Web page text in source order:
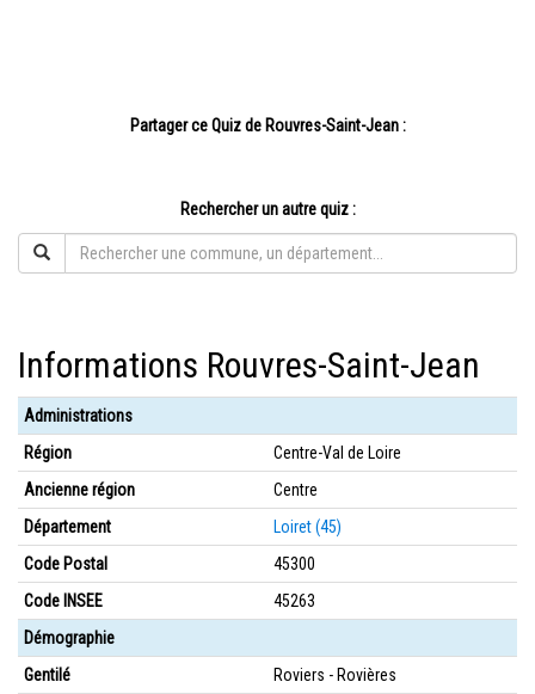
Partager ce Quiz de Rouvres-Saint-Jean :
Rechercher un autre quiz :
Informations Rouvres-Saint-Jean
Administrations
Région
Centre-Val de Loire
Ancienne région
Centre
Département
Loiret (45)
Code Postal
45300
Code INSEE
45263
Démographie
Gentilé
Roviers - Rovières